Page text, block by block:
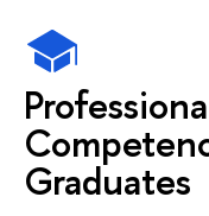
Graduates